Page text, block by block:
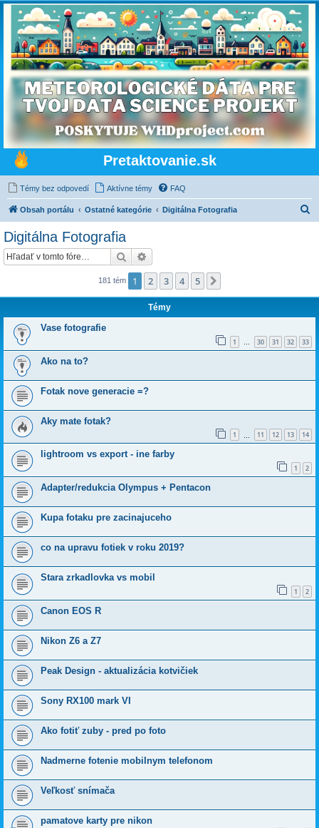
Pretaktovanie.sk
Témy bez odpovedí Aktívne témy FAQ
Obsah portálu Ostatné kategórie Digitálna Fotografia
Digitálna Fotografia
Hľadať
181 tém 1 2 3 4 5
Témy
Vase fotografie
1 … 30 31 32 33
Ako na to?
Fotak nove generacie =?
Aky mate fotak?
1 11 12 13 14
lightroom vs export - ine farby
1 2
Adapter/redukcia Olympus + Pentacon
Kupa fotaku pre zacinajuceho
co na upravu fotiek v roku 2019?
Stara zrkadlovka vs mobil
1 2
Canon EOS R
Nikon Z6 a Z7
Peak Design - aktualizácia kotvičiek
Sony RX100 mark VI
Ako fotiť zuby - pred po foto
Nadmerne fotenie mobilnym telefonom
Veľkosť snímača
pamatove karty pre nikon